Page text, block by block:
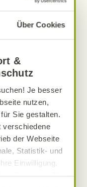
Über Cookies
&
Je besser
nutzen,
Sie gestalten.
verschiedene
der Webseite
Statistik- und
Einwilligung.
Sie, wenn Sie
Reiniger
Kinderkleidung
Bio-Märkte
aus
und Frankreich,
Südamerika
Sie in unserer
Markt vor